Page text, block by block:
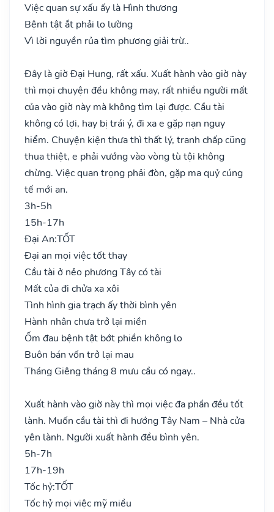
Việc quan sự xấu ấy là Hình thương
Bệnh tật ắt phải lo lường
Vì lời nguyền rủa tìm phương giải trừ..
Đây là giờ Đại Hung, rất xấu. Xuất hành vào giờ này
thì mọi chuyện đều không may, rất nhiều người mất
của vào giờ này mà không tìm lại được. Cầu tài
không có lợi, hay bị trái ý, đi xa e gặp nạn nguy
hiểm. Chuyện kiện thưa thì thất lý, tranh chấp cũng
thua thiệt, e phải vướng vào vòng tù tội không
chừng. Việc quan trọng phải đòn, gặp ma quỷ cúng
tế mới an.
3h-5h
15h-17h
Đại An:TỐT
Đại an mọi việc tốt thay
Cầu tài ở nẻo phương Tây có tài
Mất của đi chửa xa xôi
Tình hình gia trạch ấy thời bình yên
Hành nhân chưa trở lại miền
Ốm đau bệnh tật bớt phiền không lo
Buôn bán vốn trở lại mau
Tháng Giêng tháng 8 mưu cầu có ngay..
Xuất hành vào giờ này thì mọi việc đa phần đều tốt
lành. Muốn cầu tài thì đi hướng Tây Nam – Nhà cửa
yên lành. Người xuất hành đều bình yên.
5h-7h
17h-19h
Tốc hỷ:TỐT
Tốc hỷ mọi việc mỹ miều